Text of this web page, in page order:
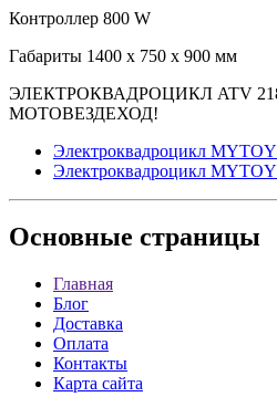
Контроллер 800 W
Габариты 1400 х 750 х 900 мм
ЭЛЕКТРОКВАДРОЦИКЛ ATV
МОТОВЕЗДЕХОД!
Электроквадроцикл
Электроквадроцикл
Основные страницы
Главная
Блог
Доставка
Оплата
Контакты
Карта сайта